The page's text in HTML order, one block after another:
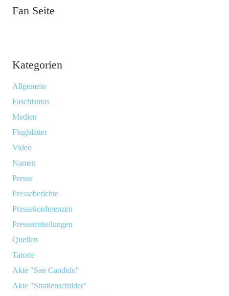
Fan Seite
Kategorien
Allgemein
Faschismus
Medien
Flugblätter
Video
Namen
Presse
Presseberichte
Pressekonferenzen
Pressemitteilungen
Quellen
Tatorte
Akte "San Candido"
Akte "Straßenschilder"